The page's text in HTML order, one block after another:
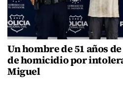
Un hombre de 51 años
de homicidio por
Miguel